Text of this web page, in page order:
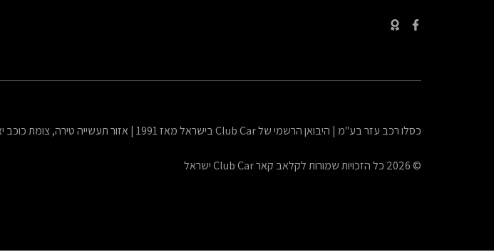
כסלו רכב עזר בע"מ | היבואן הרשמי של Club Car בישראל מאז 1991 | אזור תעשייה טירה, צומת כוכב יאיר | טל: 077-997-0527
© 2026 כל הזכויות שמורות לקלאב קאר Club Car ישראל